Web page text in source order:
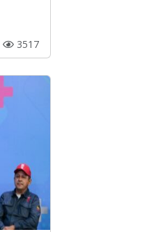
3517